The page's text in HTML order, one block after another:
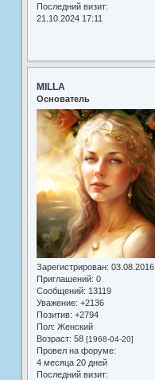
Последний визит:
21.10.2024 17:11
MILLA
Основатель
Зарегистрирован: 03.08.2016
Приглашений: 0
Сообщений: 13119
Уважение: +2136
Позитив: +2794
Пол: Женский
Возраст: 58 [1968-04-20]
Провел на форуме:
4 месяца 20 дней
Последний визит: